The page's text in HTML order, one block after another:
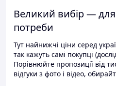
Великий вибір — для
потреби
Тут найнижчі ціни серед
так кажуть самі покупці
Порівнюйте пропозиції від
відгуки з фото і відео,